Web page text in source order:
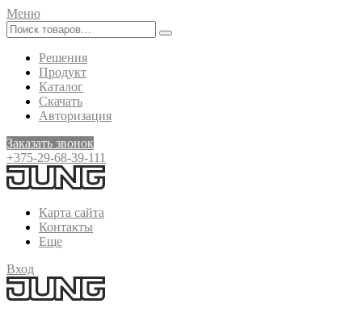
Меню
Решения
Продукт
Каталог
Скачать
Авторизация
Заказать звонок
+375-29-68-39-111
Карта сайта
Контакты
Еще
Вход